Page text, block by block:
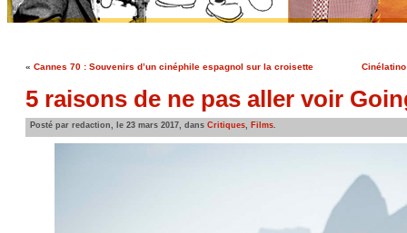
« Cannes 70 : Souvenirs d’un cinéphile espagnol sur la croisette
5 raisons de ne pas aller voir
Posté par redaction, le 23 mars 2017, dans Critiques, Films.